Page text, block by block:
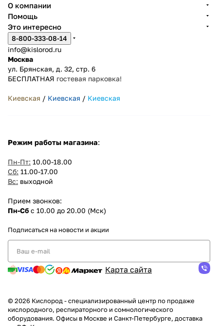
О компании
Помощь
Это интересно
8-800-333-08-14
info@kislorod.ru
Москва
ул. Брянская, д. 32, стр. 6
БЕСПЛАТНАЯ гостевая парковка!
Киевская / Киевская / Киевская
Режим работы магазина:
Пн-Пт: 10.00-18.00
Сб: 11.00-17.00
Вс: выходной
Прием звонков:
Пн-Сб с 10.00 до 20.00 (Мск)
Подписаться на новости и акции
Карта сайта
© 2026 Кислород - специализированный центр по продаже
кислородного, респираторного и сомнологического
оборудования. Офисы в Москве и Санкт-Петербурге, доставка